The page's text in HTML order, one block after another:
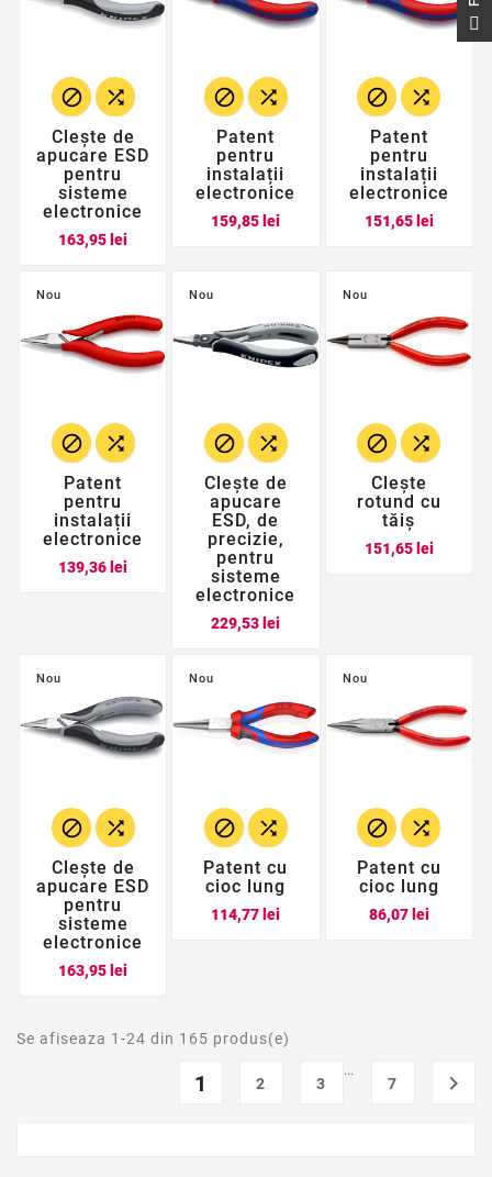
 
Clește de
apucare ESD
pentru
sisteme
electronice
163,95 lei
 
Patent
pentru
instalații
electronice
159,85 lei
 
Patent
pentru
instalații
electronice
151,65 leiPret
Nou
 
Patent
pentru
instalații
electronice
139,36 lei
Nou
 
Clește de
apucare
ESD, de
precizie,
pentru
sisteme
electronice
229,53 lei
Nou
 
Clește
rotund cu
tăiș
151,65 leiPret
Nou
 
Clește de
apucare ESD
pentru
sisteme
electronice
163,95 lei
Nou
 
Patent cu
cioc lung
114,77 lei
Nou
 
Patent cu
cioc lung
86,07 leiPret
Se afiseaza 1-24 din 165 produs(e)
1 2 3
…
7
